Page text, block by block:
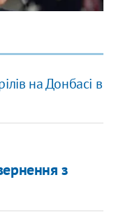
на Донбасі в
з